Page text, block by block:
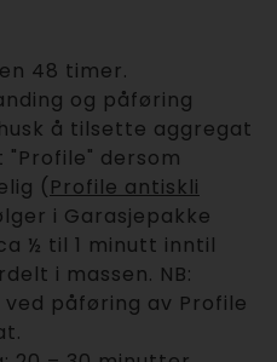
48 timer.
og påføring
å tilsette aggregat
dersom
(Profile antiskli
i Garasjepakke
½ til 1 minutt inntil
i massen. NB:
påføring av Profile